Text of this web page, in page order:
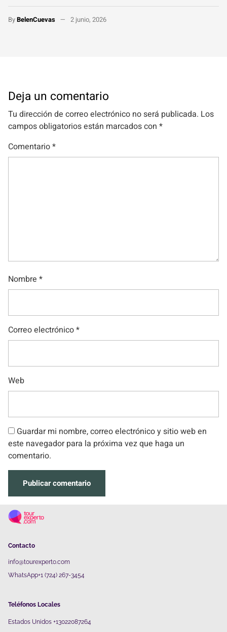
ByBelenCuevas 2 junio, 2026
Deja un comentario
Tu dirección de correo electrónico no será publicada. Los
campos obligatorios están marcados con *
Comentario*
Nombre *
Correo electrónico*
Web
Guardar mi nombre, correo electrónico y sitio web en
este navegador para la próxima vez que haga un
comentario.
Contacto
info@tourexperto.com
WhatsApp+1 (724) 267-3454
Teléfonos Locales
Estados Unidos +13022087264